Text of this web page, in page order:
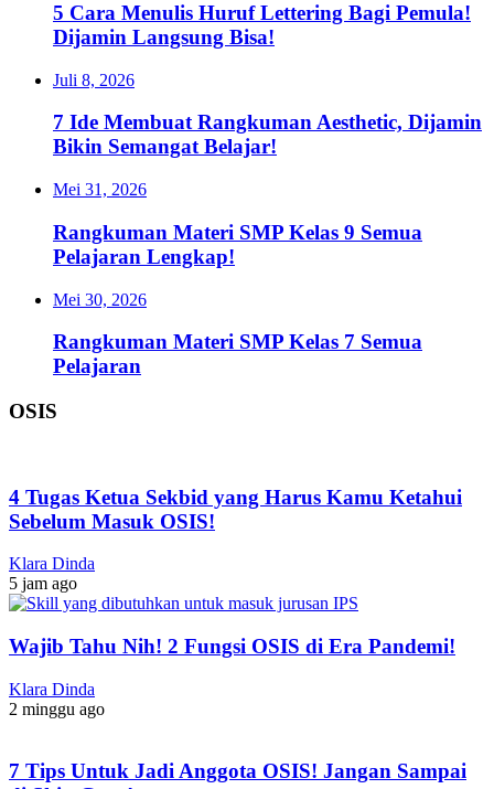
5 Cara Menulis Huruf Lettering Bagi Pemula!
Dijamin Langsung Bisa!
Juli 8, 2026
7 Ide Membuat Rangkuman Aesthetic, Dijamin
Bikin Semangat Belajar!
Mei 31, 2026
Rangkuman Materi SMP Kelas 9 Semua
Pelajaran Lengkap!
Mei 30, 2026
Rangkuman Materi SMP Kelas 7 Semua
Pelajaran
OSIS
4 Tugas Ketua Sekbid yang Harus Kamu Ketahui
Sebelum Masuk OSIS!
Klara Dinda
5 jam ago
Wajib Tahu Nih! 2 Fungsi OSIS di Era Pandemi!
Klara Dinda
2 minggu ago
7 Tips Untuk Jadi Anggota OSIS! Jangan Sampai